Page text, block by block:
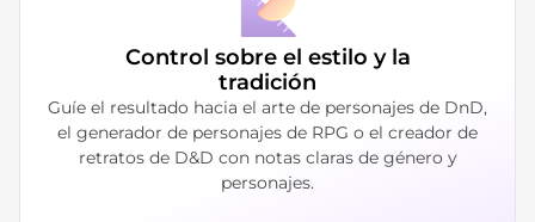
Control sobre el estilo y la
tradición
Guíe el resultado hacia el arte de personajes de DnD,
el generador de personajes de RPG o el creador de
retratos de D&D con notas claras de género y
personajes.